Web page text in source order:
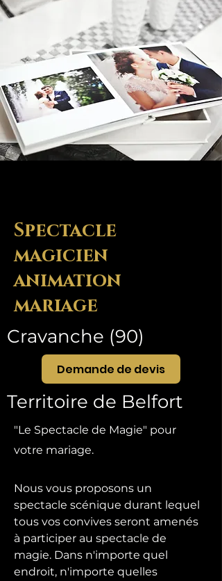
Spectacle
magicien
animation
mariage
Cravanche (90)
Demande de devis
Territoire de Belfort
"Le Spectacle de Magie" pour
votre mariage.
Nous vous proposons un
spectacle scénique durant lequel
tous vos convives seront amenés
à participer au spectacle de
magie. Dans n'importe quel
endroit, n'importe quelles